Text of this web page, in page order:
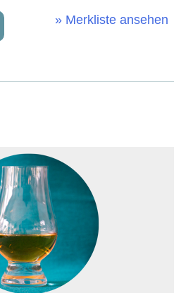
» Merkliste ansehen